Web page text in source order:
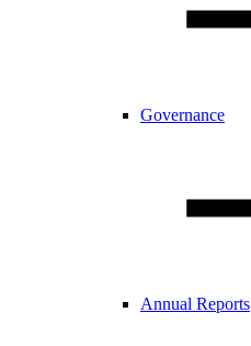
Governance
Annual Reports